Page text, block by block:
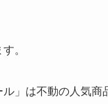
。
」は不動の人気商